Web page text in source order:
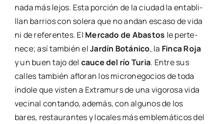
nada más lejos. Esta por­ción de la ciu­dad la enta­bli­
llan barrios con sole­ra que no andan esca­so de vida
ni de refe­ren­tes. El Mer­ca­do de Abas­tos le per­te­
ne­ce; así tam­bién elJar­dín Botá­ni­co, la Fin­ca Roja
y un buen tajo del cau­ce del río Turia. Entre sus
calles tam­bién aflo­ran los micro­ne­go­cios de toda
índo­le que vis­ten a Extra­murs de una vigo­ro­sa vida
veci­nal con­tan­do, ade­más, con algu­nos de los
bares, res­tau­ran­tes y loca­les más emble­má­ti­cos del